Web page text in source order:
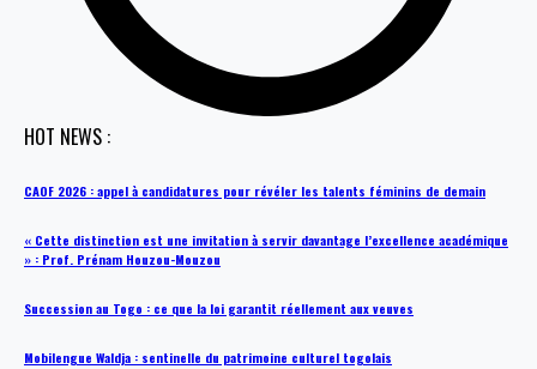
HOT NEWS :
CAOF 2026 : appel à candidatures pour révéler les talents féminins de demain
« Cette distinction est une invitation à servir davantage l’excellence académique
» : Prof. Prénam Houzou-Mouzou
Succession au Togo : ce que la loi garantit réellement aux veuves
Mobilengue Waldja : sentinelle du patrimoine culturel togolais